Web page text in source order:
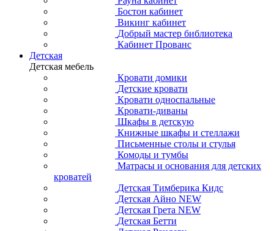
Бостон кабинет
Викинг кабинет
Добрый мастер библиотека
Кабинет Прованс
Детская
Детская мебель
Кровати домики
Детские кровати
Кровати односпальные
Кровати-диваны
Шкафы в детскую
Книжные шкафы и стеллажи
Письменные столы и стулья
Комоды и тумбы
Матрасы и основания для детских
кроватей
Детская Тимберика Кидс
Детская Айно NEW
Детская Грета NEW
Детская Бетти